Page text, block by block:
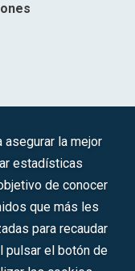
de la Innovación y las
la mejor
estadísticas
de conocer
que más les
para recaudar
pulsar el botón de